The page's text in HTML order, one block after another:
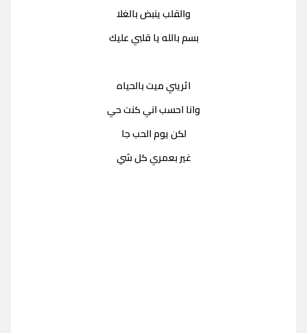
والقلب ينبض بالغلا
بسم بالله يا قلبي عليك
اثريني ميت بالحياه
وانا احسب اني كنت حي
لكن يوم الحب جا
غير بعمري كل شي